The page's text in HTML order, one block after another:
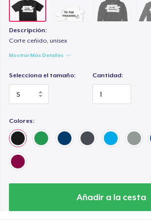
Descripción:
Corte ceñido, unisex
Mostrar Más Detalles
Selecciona el tamaño: Cantidad:
Colores:
Añadir a la cesta